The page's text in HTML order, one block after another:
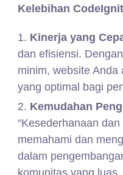
Kelebihan
Kinerja yang
dan efisiensi.
minim, website
yang optimal bagi
Kemudahan
“Kesederhanaan
memahami dan
dalam
komunitas yang